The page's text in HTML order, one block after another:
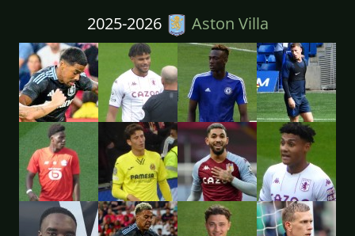
2025-2026 Aston Villa